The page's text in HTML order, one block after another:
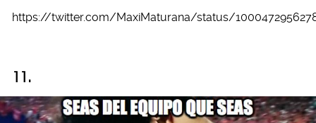
https://twitter.com/MaxiMaturana/status/
11.